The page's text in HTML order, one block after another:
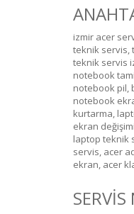
izmir acer
teknik servis,
teknik servis
notebook
notebook pil,
notebook
kurtarma,
ekran
laptop teknik
servis, acer
ekran, acer